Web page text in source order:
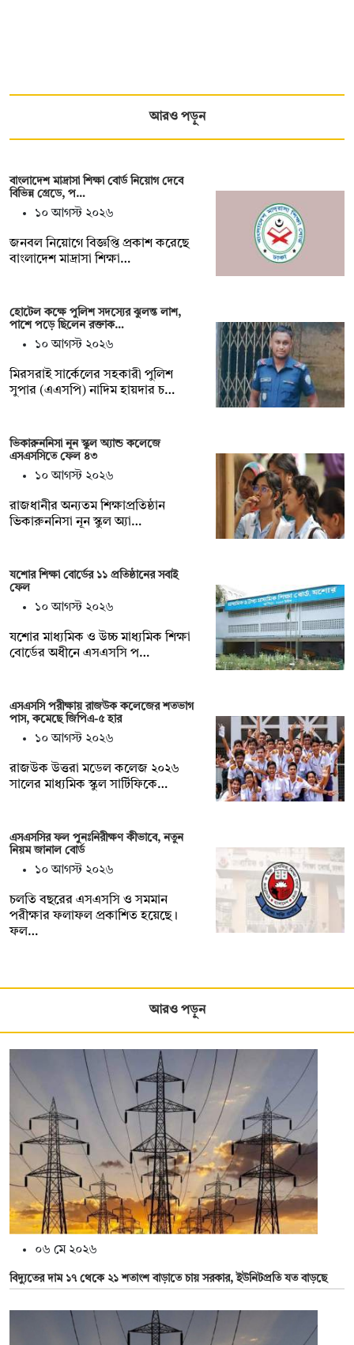
আরও পড়ুন
বাংলাদেশ মাদ্রাসা শিক্ষা বোর্ড নিয়োগ দেবে
বিভিন্ন গ্রেডে, প…
১০ আগস্ট ২০২৬
জনবল নিয়োগে বিজ্ঞপ্তি প্রকাশ করেছে
বাংলাদেশ মাদ্রাসা শিক্ষা…
হোটেল কক্ষে পুলিশ সদস্যের ঝুলন্ত লাশ,
পাশে পড়ে ছিলেন রক্তাক…
১০ আগস্ট ২০২৬
মিরসরাই সার্কেলের সহকারী পুলিশ
সুপার (এএসপি) নাদিম হায়দার চ…
ভিকারুননিসা নূন স্কুল অ্যান্ড কলেজে
এসএসসিতে ফেল ৪৩
১০ আগস্ট ২০২৬
রাজধানীর অন্যতম শিক্ষাপ্রতিষ্ঠান
ভিকারুননিসা নূন স্কুল অ্যা…
যশোর শিক্ষা বোর্ডের ১১ প্রতিষ্ঠানের সবাই
ফেল
১০ আগস্ট ২০২৬
যশোর মাধ্যমিক ও উচ্চ মাধ্যমিক শিক্ষা
বোর্ডের অধীনে এসএসসি প…
এসএসসি পরীক্ষায় রাজউক কলেজের শতভাগ
পাস, কমেছে জিপিএ-৫ হার
১০ আগস্ট ২০২৬
রাজউক উত্তরা মডেল কলেজ ২০২৬
সালের মাধ্যমিক স্কুল সার্টিফিকে…
এসএসসির ফল পুনঃনিরীক্ষণ কীভাবে, নতুন
নিয়ম জানাল বোর্ড
১০ আগস্ট ২০২৬
চলতি বছরের এসএসসি ও সমমান
পরীক্ষার ফলাফল প্রকাশিত হয়েছে।
ফল…
আরও পড়ুন
০৬ মে ২০২৬
বিদ্যুতের দাম ১৭ থেকে ২১ শতাংশ বাড়াতে চায় সরকার, ইউনিটপ্রতি যত বাড়ছে